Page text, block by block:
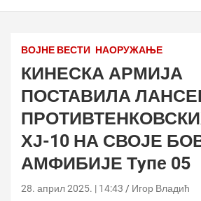
ВОЈНЕ ВЕСТИ НАОРУЖАЊЕ
КИНЕСКА АРМИЈА
ПОСТАВИЛА
ХЈ-10 НА СВОЈЕ
АМФИБИЈЕ Тyпе 05
28. април 2025. | 14:43 Игор Владић